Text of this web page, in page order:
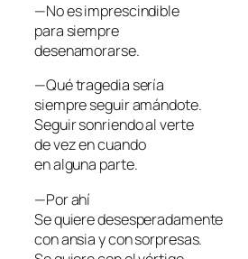
—No es imprescindible
para siempre
desenamorarse.
—Qué tragedia sería
siempre seguir amándote.
Seguir sonriendo al verte
de vez en cuando
en alguna parte.
—Por ahí
Se quiere desesperadamente
con ansia y con sorpresas.